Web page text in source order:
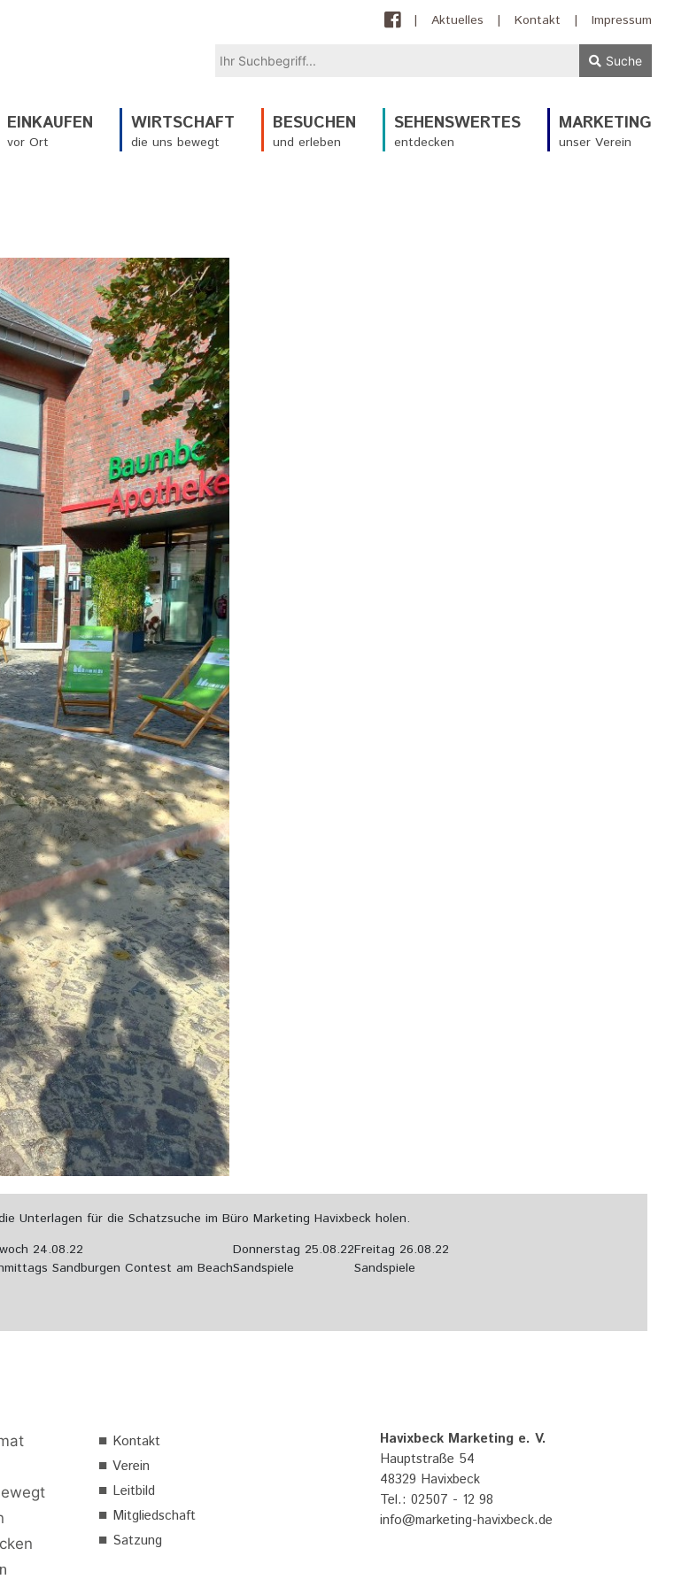
| Aktuelles | Kontakt | Impressum
Suche
EINKAUFEN
vor Ort
WIRTSCHAFT
die uns bewegt
BESUCHEN
und erleben
SEHENSWERTES
entdecken
MARKETING
unser Verein
Unterlagen für die Schatzsuche im Büro Marketing Havixbeck holen.
24.08.22
Sandburgen Contest am Beach
Donnerstag 25.08.22
Sandspiele
Freitag 26.08.22
Sandspiele
■ Kontakt
■ Verein
■ Leitbild
■ Mitgliedschaft
■ Satzung
Havixbeck Marketing e. V.
Hauptstraße 54
48329 Havixbeck
Tel.: 02507 - 12 98
info@marketing-havixbeck.de